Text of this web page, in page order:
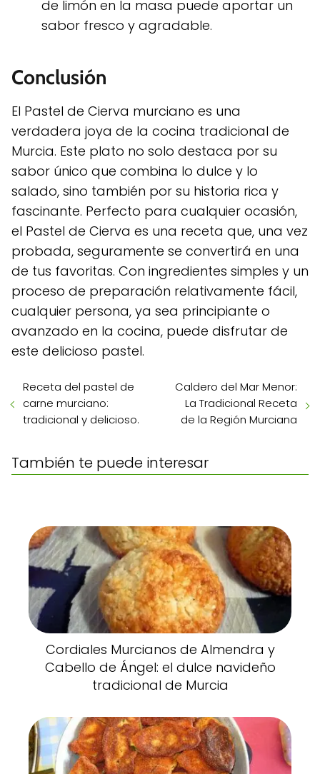
de limón en la masa puede aportar un
sabor fresco y agradable.
Conclusión
El Pastel de Cierva murciano es una
verdadera joya de la cocina tradicional de
Murcia. Este plato no solo destaca por su
sabor único que combina lo dulce y lo
salado, sino también por su historia rica y
fascinante. Perfecto para cualquier ocasión,
el Pastel de Cierva es una receta que, una vez
probada, seguramente se convertirá en una
de tus favoritas. Con ingredientes simples y un
proceso de preparación relativamente fácil,
cualquier persona, ya sea principiante o
avanzado en la cocina, puede disfrutar de
este delicioso pastel.
Receta del pastel de
carne murciano:
tradicional y delicioso.
Caldero del Mar Menor:
La Tradicional Receta
de la Región Murciana
También te puede interesar
Cordiales Murcianos de Almendra y
Cabello de Ángel: el dulce navideño
tradicional de Murcia